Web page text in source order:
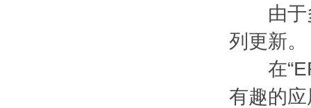
由于多
列更新。
在
有趣的